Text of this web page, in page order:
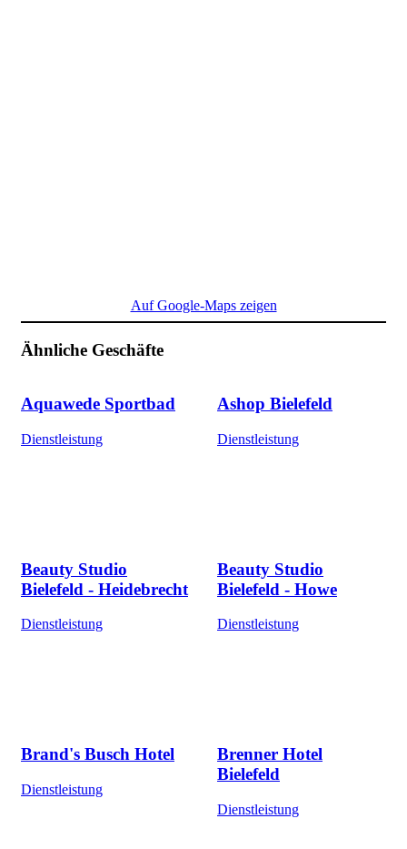
Auf Google-Maps zeigen
Ähnliche Geschäfte
Aquawede Sportbad
Dienstleistung
Ashop Bielefeld
Dienstleistung
Beauty Studio
Bielefeld - Heidebrecht
Dienstleistung
Beauty Studio
Bielefeld - Howe
Dienstleistung
Brand's Busch Hotel
Dienstleistung
Brenner Hotel
Bielefeld
Dienstleistung